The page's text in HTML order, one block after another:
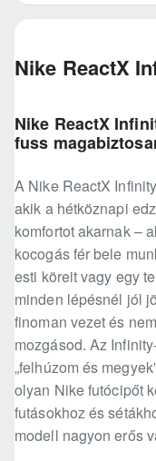
Nike ReactX
Nike ReactX
fuss
A Nike ReactX
akik a hétköznapi
komfortot akarnak –
kocogás fér bele
esti köreit vagy egy
minden lépésnél jól
finoman vezet és
mozgásod. Az
„felhúzom és
olyan Nike futócipőt
futásokhoz és
modell nagyon erős